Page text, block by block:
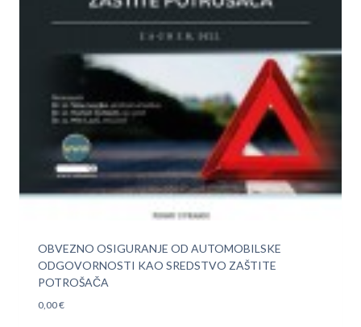
OBVEZNO OSIGURANJE OD AUTOMOBILSKE
ODGOVORNOSTI KAO SREDSTVO ZAŠTITE
POTROŠAČA
0,00€